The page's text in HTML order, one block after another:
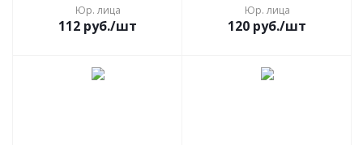
Юр. лица
112 руб./шт
Юр. лица
120 руб./шт